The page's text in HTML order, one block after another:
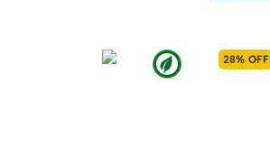
28% OFF
dps